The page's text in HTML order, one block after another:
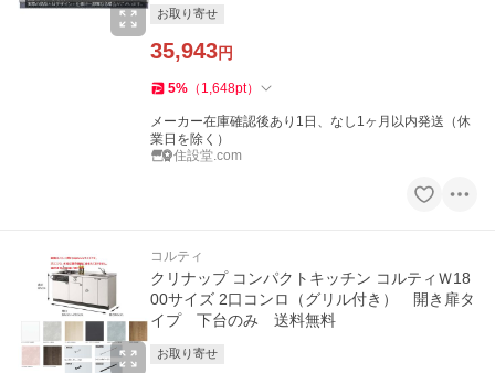
お取り寄せ
35,943円
5% （ 1,648pt）
メーカー在庫確認後あり1日、なし1ヶ月以内発送（休
業日を除く）
住設堂.com
コルティ
クリナップ コンパクトキッチン コルティＷ18
00サイズ 2口コンロ（グリル付き） 開き扉タ
イプ 下台のみ 送料無料
お取り寄せ